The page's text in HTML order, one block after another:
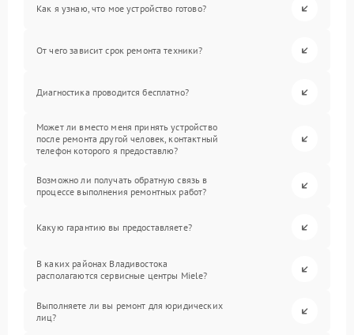
Как я узнаю, что мое устройство готово?
От чего зависит срок ремонта техники?
Диагностика проводится бесплатно?
Может ли вместо меня принять устройство
после ремонта другой человек, контактный
телефон которого я предоставлю?
Возможно ли получать обратную связь в
процессе выполнения ремонтных работ?
Какую гарантию вы предоставляете?
В каких районах Владивостока
располагаются сервисные центры Miele?
Выполняете ли вы ремонт для юридических
лиц?